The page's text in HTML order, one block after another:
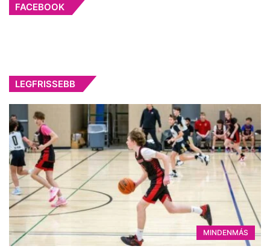
FACEBOOK
LEGFRISSEBB
MINDENMÁS